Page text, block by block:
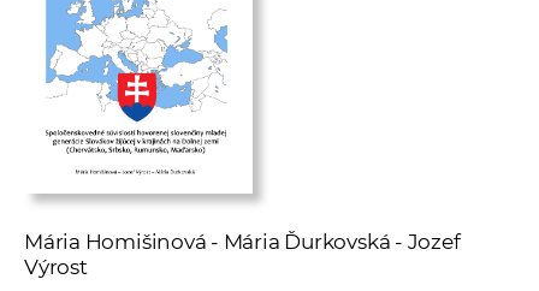
Mária Homišinová - Mária Ďurkovská - Jozef
Výrost